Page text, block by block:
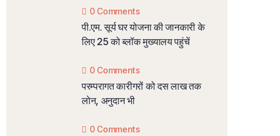
0 Comments
पी.एम. सूर्य घर योजना की जानकारी के
लिए 25 को ब्लॉक मुख्यालय पहुंचें
0 Comments
परम्परागत कारीगरों को दस लाख तक
लोन, अनुदान भी
0 Comments